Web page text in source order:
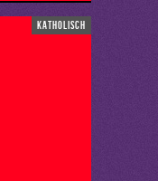
katholisch